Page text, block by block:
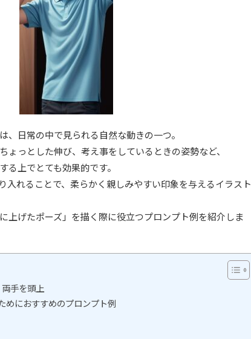
日常の中で見られる自然な動きの一つ。
っとした伸び、考え事をしているときの姿勢など、
上でとても効果的です。
入れることで、柔らかく親しみやすい印象を与えるイラスト
上げたポーズ」を描く際に役立つプロンプト例を紹介しま
手を頭上
めにおすすめのプロンプト例